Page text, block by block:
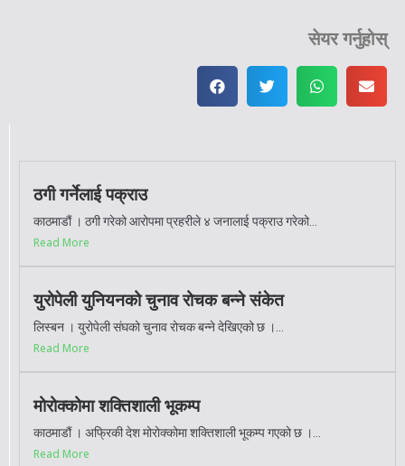
सेयर गर्नुहोस्
ठगी गर्नेलाई पक्राउ
काठमाडौं । ठगी गरेको आरोपमा प्रहरीले ४ जनालाई पक्राउ गरेको...
Read More
युरोपेली युनियनको चुनाव रोचक बन्ने संकेत
लिस्बन । युरोपेली संघको चुनाव रोचक बन्ने देखिएको छ ।...
Read More
मोरोक्कोमा शक्तिशाली भूकम्प
काठमाडौं । अफ्रिकी देश मोरोक्कोमा शक्तिशाली भूकम्प गएको छ ।...
Read More